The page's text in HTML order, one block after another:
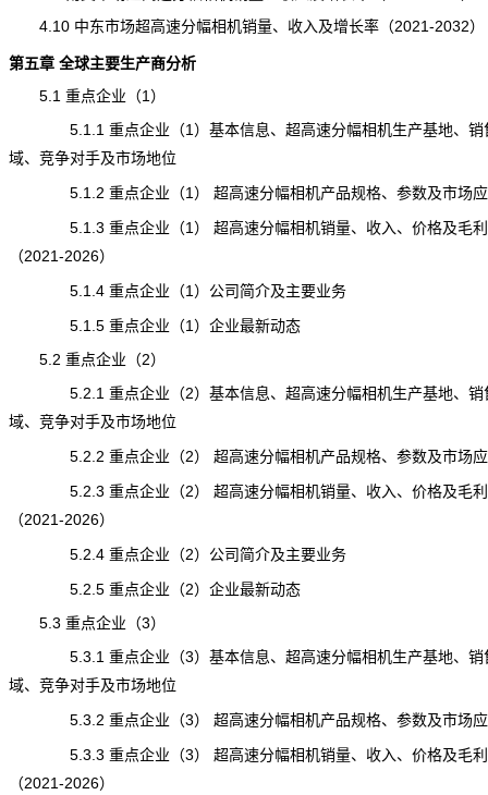
4.10 中东市场超高速分幅相机销量、收入及增长率（2021-2032）
第五章 全球主要生产商分析
5.1 重点企业（1）
5.1.1 重点企业（1）基本信息、超高速分幅相机生产基地、销
域、竞争对手及市场地位
5.1.2 重点企业（1） 超高速分幅相机产品规格、参数及市场
5.1.3 重点企业（1） 超高速分幅相机销量、收入、价格及毛
（2021-2026）
5.1.4 重点企业（1）公司简介及主要业务
5.1.5 重点企业（1）企业最新动态
5.2 重点企业（2）
5.2.1 重点企业（2）基本信息、超高速分幅相机生产基地、销
域、竞争对手及市场地位
5.2.2 重点企业（2） 超高速分幅相机产品规格、参数及市场
5.2.3 重点企业（2） 超高速分幅相机销量、收入、价格及毛
（2021-2026）
5.2.4 重点企业（2）公司简介及主要业务
5.2.5 重点企业（2）企业最新动态
5.3 重点企业（3）
5.3.1 重点企业（3）基本信息、超高速分幅相机生产基地、销
域、竞争对手及市场地位
5.3.2 重点企业（3） 超高速分幅相机产品规格、参数及市场
5.3.3 重点企业（3） 超高速分幅相机销量、收入、价格及毛
（2021-2026）